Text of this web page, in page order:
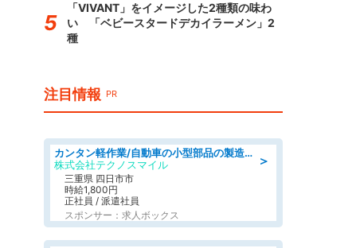
「VIVANT」をイメージした2種類の味わ
い 「ベビースタードデカイラーメン」2
種
注目情報 PR
＞
カンタン軽作業/自動車の小型部品の製造オペレーター denso aichi
株式会社テクノスマイル
三重県 四日市市
時給1,800円
正社員 / 派遣社員
スポンサー：求人ボックス